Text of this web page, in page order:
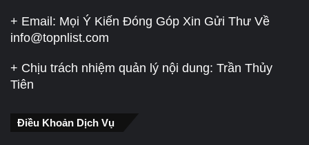
+ Email: Mọi Ý Kiến Đóng Góp Xin Gửi Thư Về
info@topnlist.com
+ Chịu trách nhiệm quản lý nội dung: Trần Thủy
Tiên
Điều Khoản Dịch Vụ